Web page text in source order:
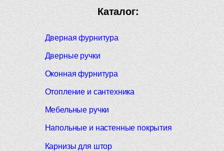
Каталог:
Дверная фурнитура
Дверные ручки
Оконная фурнитура
Отопление и сантехника
Мебельные ручки
Напольные и настенные покрытия
Карнизы для штор